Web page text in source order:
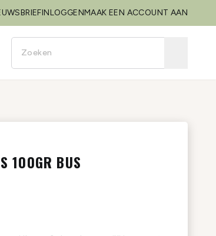
INLOGGENMAAK EEN ACCOUNT AAN
100GR BUS